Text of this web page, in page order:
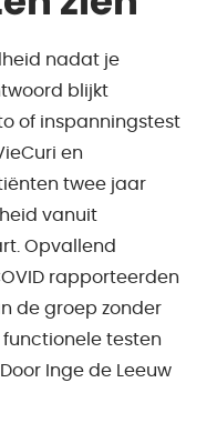
nadat je
blijkt
of inspanningstest
en
twee jaar
vanuit
Opvallend
rapporteerden
de groep zonder
functionele testen
Inge de Leeuw